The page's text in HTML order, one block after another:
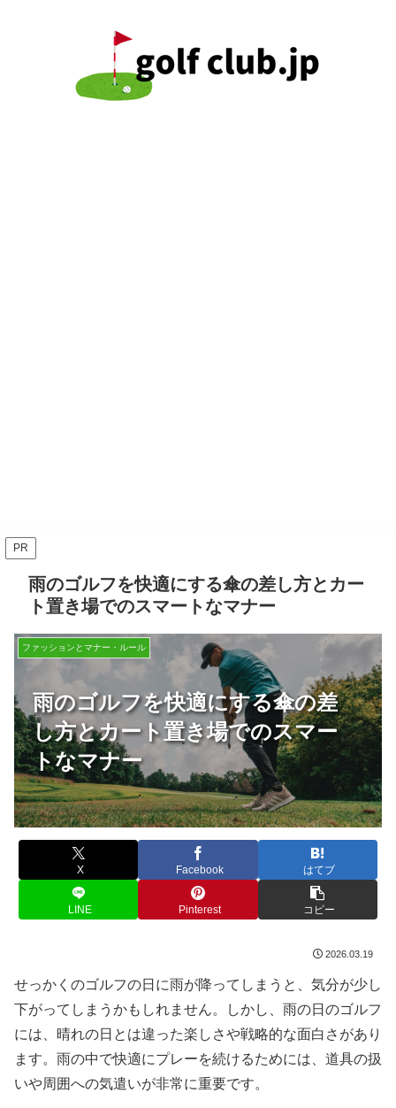
PR
雨のゴルフを快適にする傘の差し方とカー
ト置き場でのスマートなマナー
雨のゴルフを快適にする傘の差
し方とカート置き場でのスマー
トなマナー
ファッションとマナー・ルール
X Facebook はてブ
LINE Pinterest コピー
2026.03.19
せっかくのゴルフの日に雨が降ってしまうと、気分が少し
下がってしまうかもしれません。しかし、雨の日のゴルフ
には、晴れの日とは違った楽しさや戦略的な面白さがあり
ます。雨の中で快適にプレーを続けるためには、道具の扱
いや周囲への気遣いが非常に重要です。